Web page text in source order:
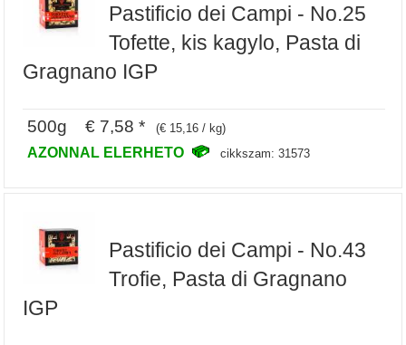
Pastificio dei Campi - No.25
Tofette, kis kagylo, Pasta di
Gragnano IGP
500g € 7,58 * (€ 15,16 / kg)
AZONNAL ELERHETO cikkszam: 31573
Pastificio dei Campi - No.43
Trofie, Pasta di Gragnano
IGP